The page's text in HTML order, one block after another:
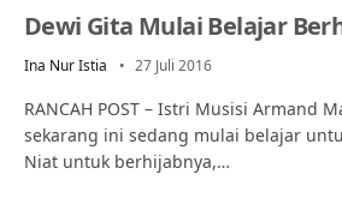
Dewi Gita Mulai Belajar
Ina Nur Istia 27 Juli 2016
RANCAH POST – Istri Musisi Armand
sekarang ini sedang mulai belajar
Niat untuk berhijabnya,…